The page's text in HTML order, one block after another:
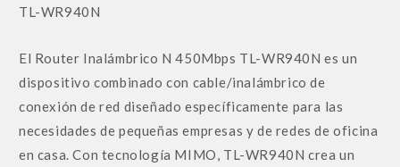
SKU:
TL-WR940N
El Router Inalámbrico N 450Mbps TL-WR940N es un
dispositivo combinado con cable/inalámbrico de
conexión de red diseñado específicamente para las
necesidades de pequeñas empresas y de redes de oficina
en casa. Con tecnología MIMO, TL-WR940N crea un